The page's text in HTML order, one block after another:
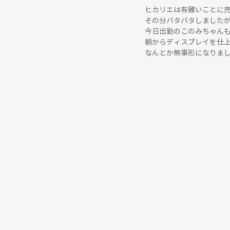
ヒカリエは有難いことに
その分バタバタしましたが
今日出勤のこのみちゃんも
朝からディスプレイを仕
なんとか無事形になりま